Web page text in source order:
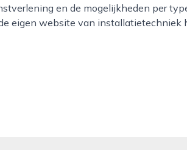
en de mogelijkheden per
eigen website van installatietechniek